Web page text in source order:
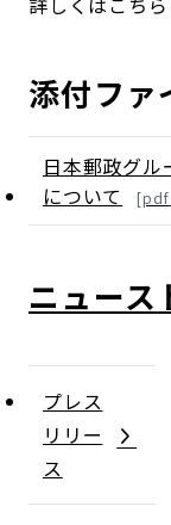
添付ファ
日本郵政グル
について
[pdf
ニュース
プレス
リリー
ス